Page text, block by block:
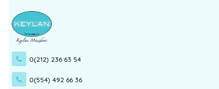
0(212) 236 63 54
0(554) 492 66 36